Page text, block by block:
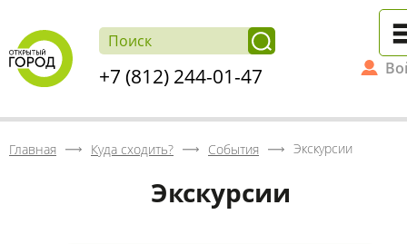
+7 (812) 244-01-47
Главная Куда сходить? События Экскурсии
Экскурсии